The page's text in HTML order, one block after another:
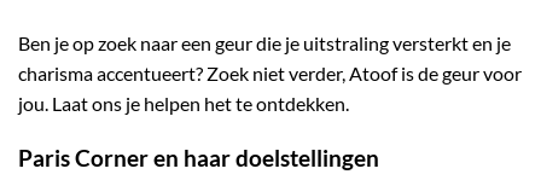
Ben je op zoek naar een geur die je uitstraling versterkt en je
charisma accentueert? Zoek niet verder, Atoof is de geur voor
jou. Laat ons je helpen het te ontdekken.
Paris Corner en haar doelstellingen